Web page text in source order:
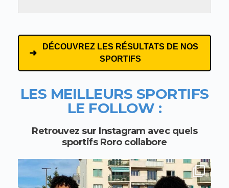
DÉCOUVREZ LES RÉSULTATS DE NOS
SPORTIFS
LES MEILLEURS SPORTIFS
LE FOLLOW :
Retrouvez sur Instagram avec quels
sportifs Roro collabore